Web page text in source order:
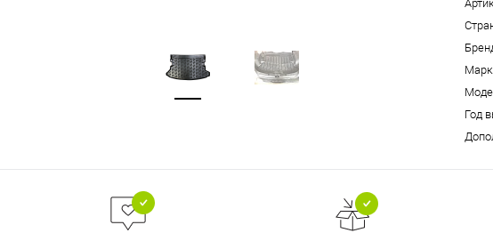
Год